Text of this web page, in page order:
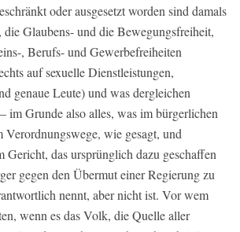
oder ausgesetzt worden sind damals
die Glaubens- und die Bewegungsfreiheit,
, Berufs- und Gewerbefreiheiten
auf sexuelle Dienstleistungen,
genaue Leute) und was dergleichen
im Grunde also alles, was im bürgerlichen
wie gesagt, und
Gericht, das ursprünglich dazu geschaffen
gegen den Übermut einer Regierung zu
nennt, aber nicht ist. Vor wem
wenn es das Volk, die Quelle aller